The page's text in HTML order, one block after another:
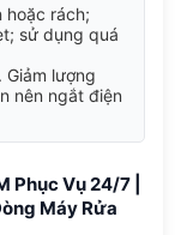
hoặc rách;
sử dụng quá
Giảm lượng
nên ngắt điện
Phục Vụ 24/7 |
Máy Rửa